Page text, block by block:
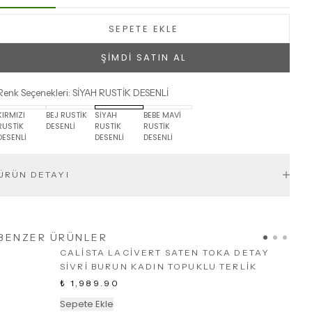
SEPETE EKLE
ŞİMDİ SATIN AL
Seçenekleri: SİYAH RUSTİK DESENLİ
BEJ RUSTİK
DESENLİ
SİYAH
RUSTİK
DESENLİ
BEBE MAVİ
RUSTİK
DESENLİ
DETAYI
ÜRÜNLER
CALİSTA LACİVERT SATEN TOKA DETAY
SİVRİ BURUN KADIN TOPUKLU TERLİK
₺ 1,989.90
Sepete Ekle